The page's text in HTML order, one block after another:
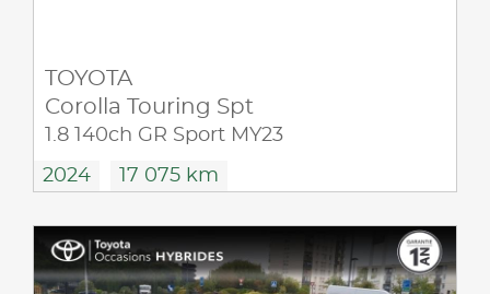
TOYOTA
Corolla Touring Spt
1.8 140ch GR Sport MY23
2024 17 075 km